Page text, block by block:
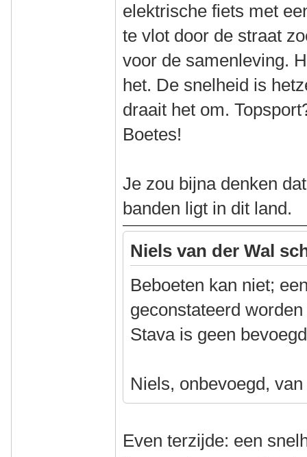
elektrische fiets met
te vlot door de straat
voor de samenleving.
het. De snelheid is
draait het om.
Boetes!
Je zou bijna denken
banden ligt in dit land.
Niels van der Wal
Beboeten kan niet;
geconstateerd
Stava is geen
Niels, onbevoegd,
Even terzijde: een